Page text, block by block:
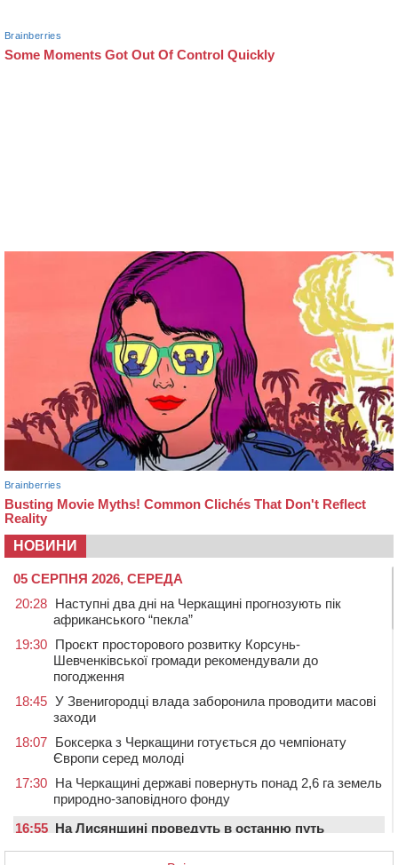
НОВИНИ
05 СЕРПНЯ 2026, СЕРЕДА
20:28 Наступні два дні на Черкащині прогнозують пік
африканського “пекла”
19:30 Проєкт просторового розвитку Корсунь-
Шевченківської громади рекомендували до
погодження
18:45 У Звенигородці влада заборонила проводити масові
заходи
18:07 Боксерка з Черкащини готується до чемпіонату
Європи серед молоді
17:30 На Черкащині державі повернуть понад 2,6 га земель
природно-заповідного фонду
16:55 На Лисянщині проведуть в останню путь